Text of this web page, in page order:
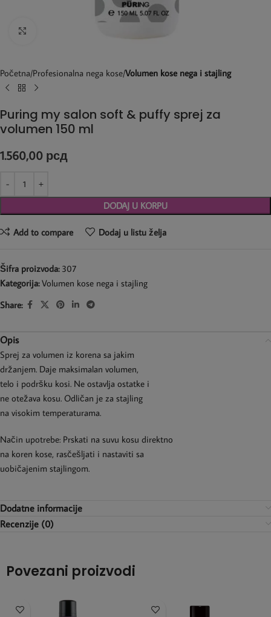
Početna Profesionalna nega kose Volumen kose nega i stajling
Puring my salon soft & puffy sprej za
volumen 150 ml
1.560,00 рсд
DODAJ U KORPU
Add to compare Dodaj u listu želja
Šifra proizvoda: 307
Kategorija: Volumen kose nega i stajling
Share:
Opis
Sprej za volumen iz korena sa jakim
držanjem. Daje maksimalan volumen,
telo i podršku kosi. Ne ostavlja ostatke i
ne otežava kosu. Odličan je za stajling
na visokim temperaturama.
Način upotrebe: Prskati na suvu kosu direktno
na koren kose, rasčešljati i nastaviti sa
uobičajenim stajlingom.
Dodatne informacije
Recenzije (0)
Povezani proizvodi